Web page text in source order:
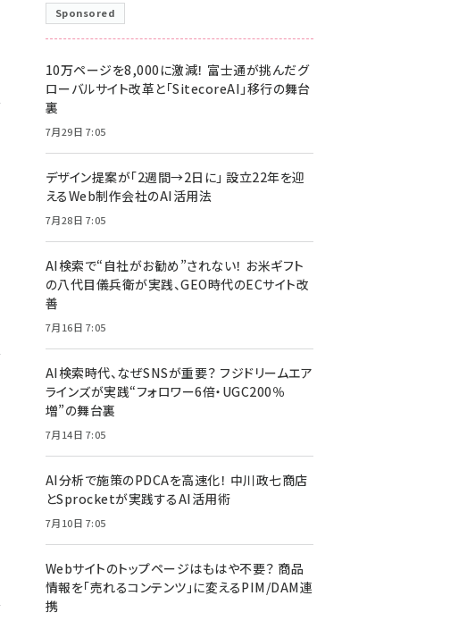
Sponsored
10万ページを8,000に激減！ 富士通が挑んだグ
ローバルサイト改革と「SitecoreAI」移行の舞台
裏
7月29日 7:05
デザイン提案が「2週間→2日に」 設立22年を迎
えるWeb制作会社のAI活用法
7月28日 7:05
AI検索で“自社がお勧め”されない！ お米ギフト
の八代目儀兵衛が実践、GEO時代のECサイト改
善
7月16日 7:05
AI検索時代、なぜSNSが重要？ フジドリームエア
ラインズが実践“フォロワー6倍・UGC200％
増”の舞台裏
7月14日 7:05
AI分析で施策のPDCAを高速化！ 中川政七商店
とSprocketが実践するAI活用術
7月10日 7:05
Webサイトのトップページはもはや不要？ 商品
情報を「売れるコンテンツ」に変えるPIM/DAM連
携